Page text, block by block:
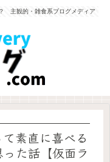
主観的・雑食系ブログメディア
素直に喜べる
た話【仮面ラ